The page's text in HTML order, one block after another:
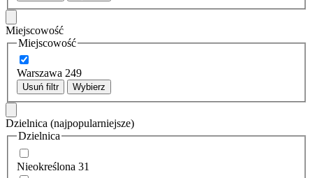
Miejscowość
Miejscowość
Warszawa 249
Usuń filtr Wybierz
Dzielnica (najpopularniejsze)
Dzielnica
Nieokreślona 31